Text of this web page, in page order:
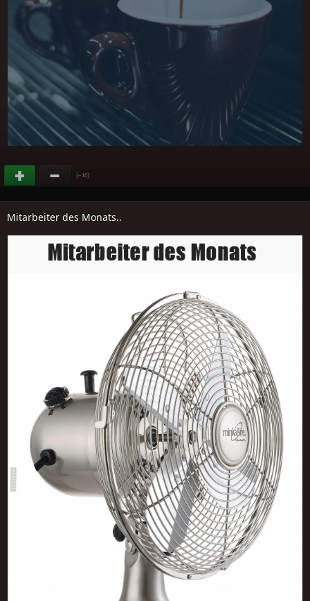
(+16)
Mitarbeiter des Monats..